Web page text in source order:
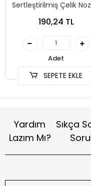
Sertleştirilmiş Çelik
190,24 TL
Adet
SEPETE EKLE
Yardım
Lazım Mı?
Sıkça